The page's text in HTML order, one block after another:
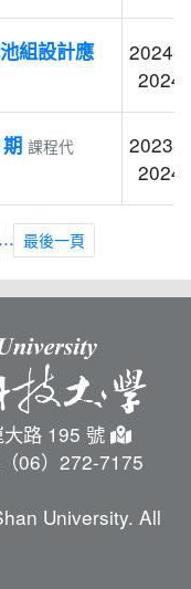
組設計應
2024-
課程代
2023-
... 最後一頁
路 195 號
06）272-7175
University. All